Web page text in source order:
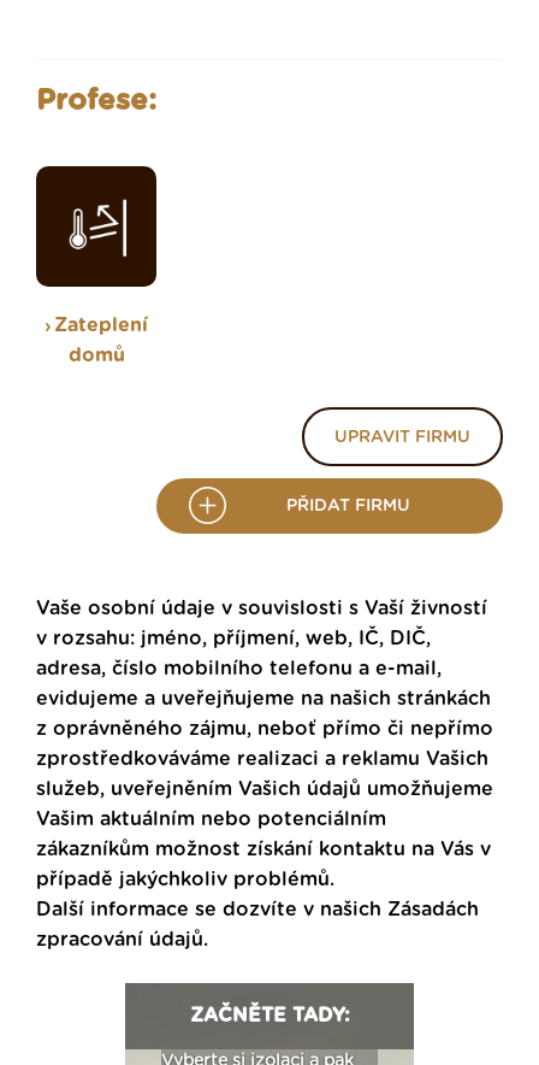
Profese:
Zateplení
domů
UPRAVIT FIRMU
PŘIDAT FIRMU
Vaše osobní údaje v souvislosti s Vaší živností
v rozsahu: jméno, příjmení, web, IČ, DIČ,
adresa, číslo mobilního telefonu a e-mail,
evidujeme a uveřejňujeme na našich stránkách
z oprávněného zájmu, neboť přímo či nepřímo
zprostředkováváme realizaci a reklamu Vašich
služeb, uveřejněním Vašich údajů umožňujeme
Vašim aktuálním nebo potenciálním
zákazníkům možnost získání kontaktu na Vás v
případě jakýchkoliv problémů.
Další informace se dozvíte v našich Zásadách
zpracování údajů.
ZAČNĚTE TADY: